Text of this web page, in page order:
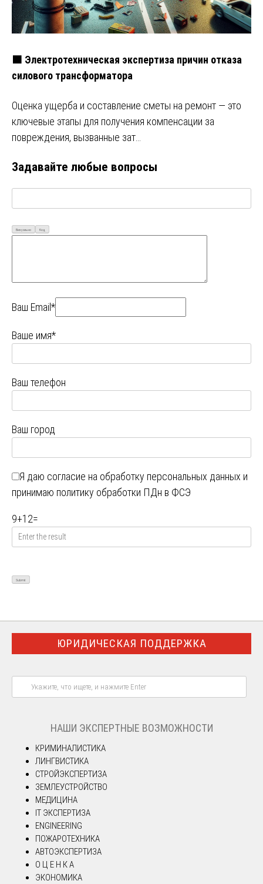
🟧 Электротехническая экспертиза причин отказа
силового трансформатора
Оценка ущерба и составление сметы на ремонт — это
ключевые этапы для получения компенсации за
повреждения, вызванные зат…
Задавайте любые вопросы
Визуально Код
Ваш Email*
Ваше имя*
Ваш телефон
Ваш город
Я даю согласие на обработку персональных данных и
принимаю политику обработки ПДн в ФСЭ
9+12=
ЮРИДИЧЕСКАЯ ПОДДЕРЖКА
НАШИ ЭКСПЕРТНЫЕ ВОЗМОЖНОСТИ
КРИМИНАЛИСТИКА
ЛИНГВИСТИКА
СТРОЙЭКСПЕРТИЗА
ЗЕМЛЕУСТРОЙСТВО
МЕДИЦИНА
IT ЭКСПЕРТИЗА
ENGINEERING
ПОЖАРОТЕХНИКА
АВТОЭКСПЕРТИЗА
О Ц Е Н К А
ЭКОНОМИКА